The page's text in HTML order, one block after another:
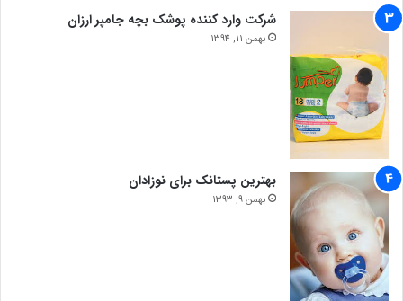
شرکت وارد کننده پوشک بچه جامپر ارزان
بهمن 11, 1394
بهترین پستانک برای نوزادان
بهمن 9, 1393